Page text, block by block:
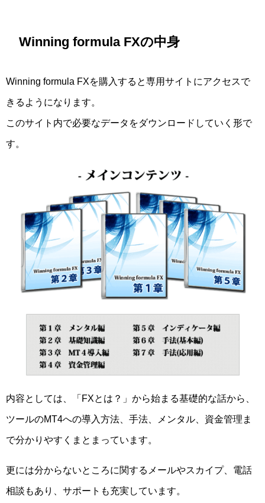
Winning formula FXの中身
Winning formula FXを購入すると専用サイトにアクセスで
きるようになります。
このサイト内で必要なデータをダウンロードしていく形で
す。
内容としては、「FXとは？」から始まる基礎的な話から、
ツールのMT4への導入方法、手法、メンタル、資金管理ま
で分かりやすくまとまっています。
更には分からないところに関するメールやスカイプ、電話
相談もあり、サポートも充実しています。